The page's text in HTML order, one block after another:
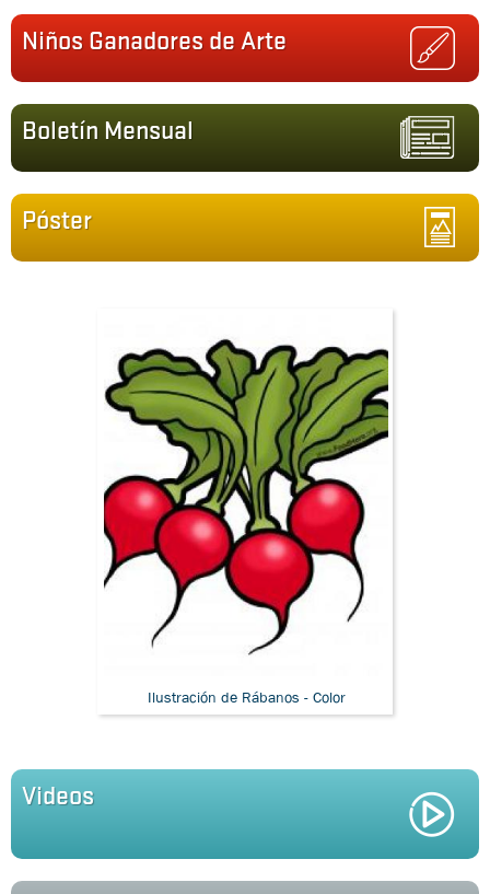
Niños Ganadores de Arte
Boletín Mensual
Póster
Ilustración de Rábanos - Color
Ilustración de Rábanos - Línea Negra
Videos